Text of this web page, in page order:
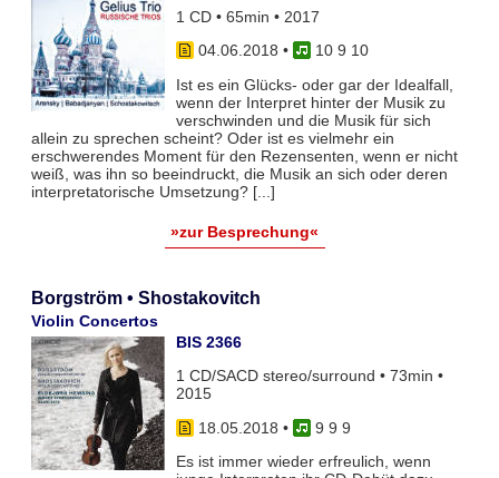
1 CD • 65min • 2017
04.06.2018 •
10 9 10
Ist es ein Glücks- oder gar der Idealfall,
wenn der Interpret hinter der Musik zu
verschwinden und die Musik für sich
allein zu sprechen scheint? Oder ist es vielmehr ein
erschwerendes Moment für den Rezensenten, wenn er nicht
weiß, was ihn so beeindruckt, die Musik an sich oder deren
interpretatorische Umsetzung? [...]
»zur Besprechung«
Borgström • Shostakovitch
Violin Concertos
BIS 2366
1 CD/SACD stereo/surround • 73min •
2015
18.05.2018 •
9 9 9
Es ist immer wieder erfreulich, wenn